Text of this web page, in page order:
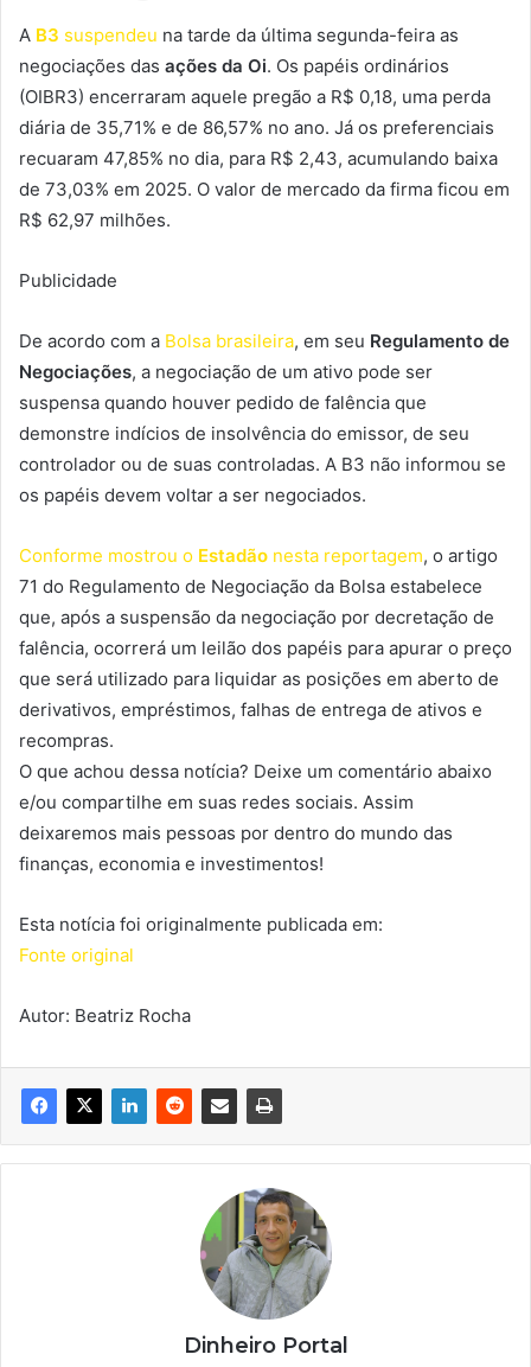
A B3 suspendeu na tarde da última segunda-feira as
negociações das ações da Oi. Os papéis ordinários
(OIBR3) encerraram aquele pregão a R$ 0,18, uma perda
diária de 35,71% e de 86,57% no ano. Já os preferenciais
recuaram 47,85% no dia, para R$ 2,43, acumulando baixa
de 73,03% em 2025. O valor de mercado da firma ficou em
R$ 62,97 milhões.
Publicidade
De acordo com a Bolsa brasileira, em seu Regulamento de
Negociações, a negociação de um ativo pode ser
suspensa quando houver pedido de falência que
demonstre indícios de insolvência do emissor, de seu
controlador ou de suas controladas. A B3 não informou se
os papéis devem voltar a ser negociados.
Conforme mostrou o Estadão nesta reportagem, o artigo
71 do Regulamento de Negociação da Bolsa estabelece
que, após a suspensão da negociação por decretação de
falência, ocorrerá um leilão dos papéis para apurar o preço
que será utilizado para liquidar as posições em aberto de
derivativos, empréstimos, falhas de entrega de ativos e
recompras.
O que achou dessa notícia? Deixe um comentário abaixo
e/ou compartilhe em suas redes sociais. Assim
deixaremos mais pessoas por dentro do mundo das
finanças, economia e investimentos!
Esta notícia foi originalmente publicada em:
Fonte original
Autor: Beatriz Rocha
Dinheiro Portal